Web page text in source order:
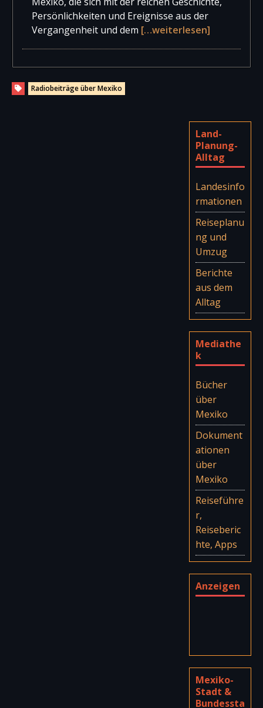
Persönlichkeiten und Ereignisse aus der
Vergangenheit und dem […weiterlesen]
Radiobeiträge über Mexiko
Land-
Planung-
Alltag
Landesinfo
rmationen
Reiseplanu
ng und
Umzug
Berichte
aus dem
Alltag
Mediathe
k
Bücher
über
Mexiko
Dokument
ationen
über
Mexiko
Reiseführe
r,
Reiseberic
hte, Apps
Anzeigen
Mexiko-
Stadt &
Bundessta
aten